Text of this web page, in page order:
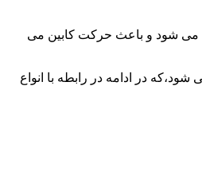
می شود و باعث حرکت کابین می
و چند مرحله ای استفاده می شود،که در ادامه در رابطه با انواع